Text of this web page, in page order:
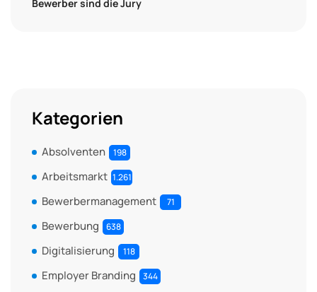
Bewerber sind die Jury
Kategorien
Absolventen 198
Arbeitsmarkt 1.261
Bewerbermanagement 71
Bewerbung 638
Digitalisierung 118
Employer Branding 344